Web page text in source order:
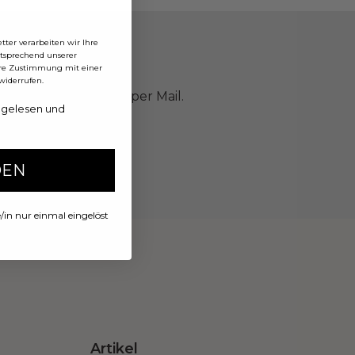
und Inspirationen per Mail.
Artikel
verarbeiten wir Ihre
unserer
Zustimmung mit einer
und
in nur einmal eingelöst